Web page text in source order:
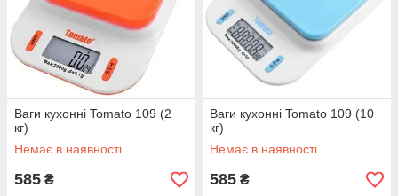
Ваги кухонні Tomato 109 (2
кг)
Немає в наявності
585 ₴
Ваги кухонні Tomato 109 (10
кг)
Немає в наявності
585 ₴